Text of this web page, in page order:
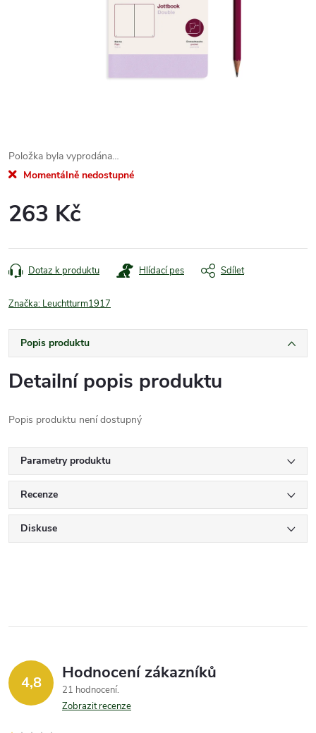
Položka byla vyprodána…
Momentálně nedostupné
263 Kč
cena:
Dotaz k produktu Hlídací pes Sdílet
Značka: Leuchtturm1917
Popis produktu
Detailní popis produktu
Popis produktu není dostupný
Parametry produktu
Recenze
Diskuse
4,8 Hodnocení zákazníků
21 hodnocení
Zobrazit recenze